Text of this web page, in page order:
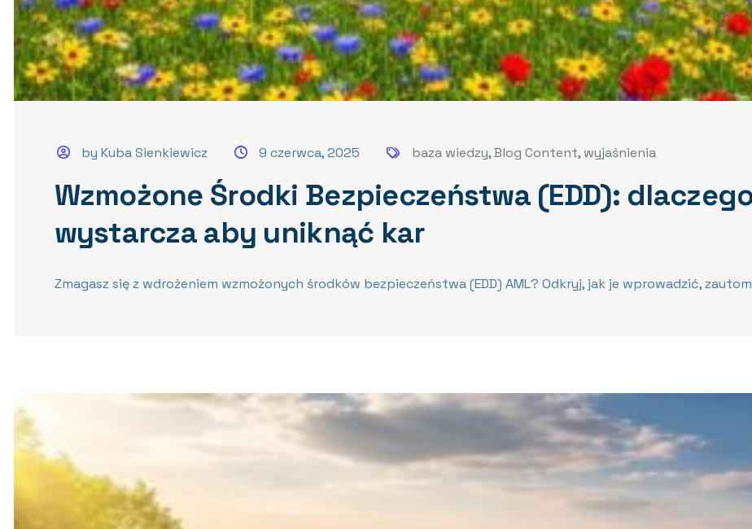
by Kuba Sienkiewicz 9 czerwca, 2025 baza wiedzy,Blog Content, wyjaśnienia
Wzmożone Środki Bezpieczeństwa (EDD):
wystarcza aby uniknąć kar
Zmagasz się z wdrożeniem wzmożonych środków bezpieczeństwa (EDD) AML? Odkryj, jak je wprowadzić,